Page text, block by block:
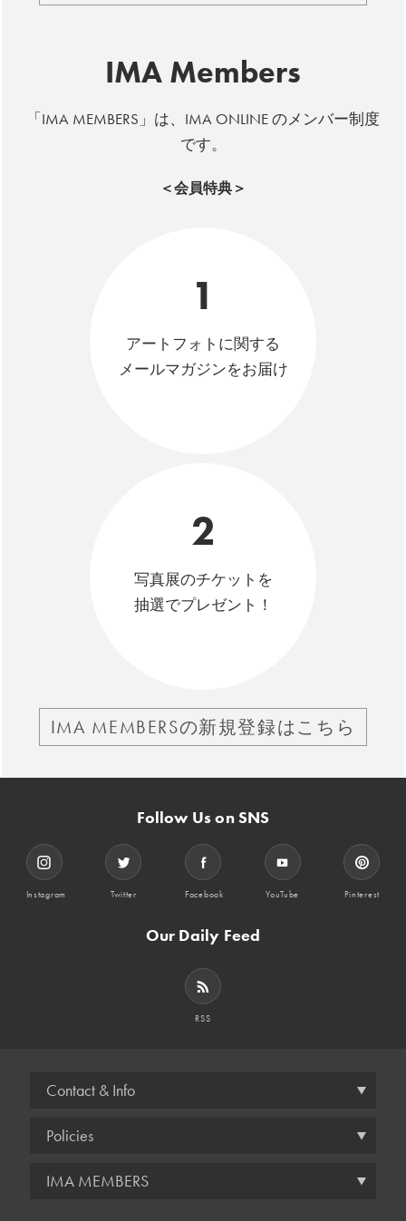
IMA Members
「IMA MEMBERS」は、IMA ONLINE のメンバー制度
です。
＜会員特典＞
1
アートフォトに関する
メールマガジンをお届け
2
写真展のチケットを
抽選でプレゼント！
IMA MEMBERSの新規登録はこちら
Follow Us on SNS
Instagram Twitter Facebook YouTube Pinterest
Our Daily Feed
RSS
Contact & Info
Policies
IMA MEMBERS